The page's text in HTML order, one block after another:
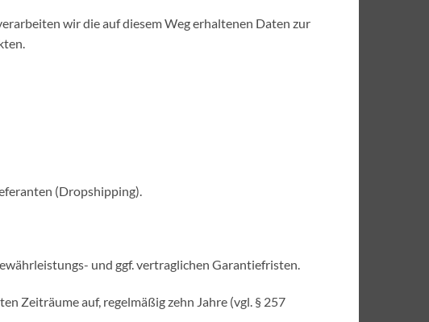
wir die auf diesem Weg erhaltenen Daten zur
(Dropshipping).
und ggf. vertraglichen Garantiefristen.
Zeiträume auf, regelmäßig zehn Jahre (vgl. § 257